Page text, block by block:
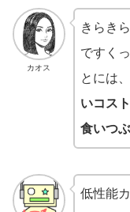
カオス
きらき
ですく
とには
いコス
食いつ
低性能